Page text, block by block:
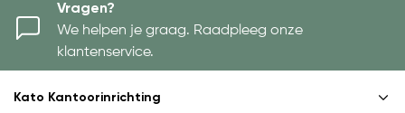
Vragen?
We helpen je graag. Raadpleeg onze
klantenservice.
Kato Kantoorinrichting